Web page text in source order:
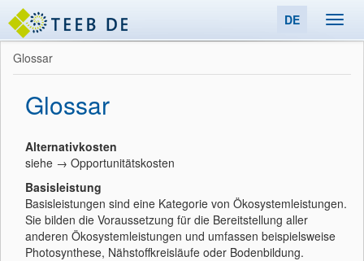
DE
Glossar
Glossar
Alternativkosten
siehe → Opportunitätskosten
Basisleistung
Basisleistungen sind eine Kategorie von Ökosystemleistungen.
Sie bilden die Voraussetzung für die Bereitstellung aller
anderen Ökosystemleistungen und umfassen beispielsweise
Photosynthese, Nähstoffkreisläufe oder Bodenbildung.